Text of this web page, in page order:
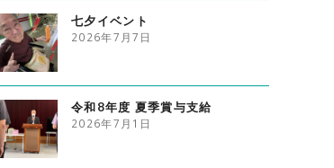
七夕イベント
2026年7月7日
令和8年度 夏季賞与支給
2026年7月1日